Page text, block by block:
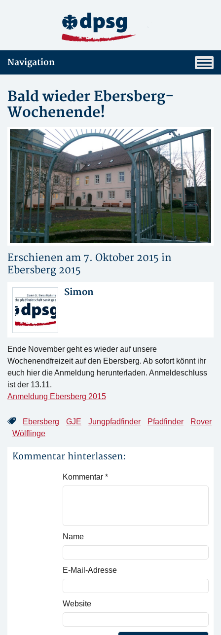
Navigation
Bald wieder Ebersberg-
Wochenende!
Erschienen am 7. Oktober 2015 in
Ebersberg 2015
Simon
Ende November geht es wieder auf unsere
Wochenendfreizeit auf den Ebersberg. Ab sofort könnt ihr
euch hier die Anmeldung herunterladen. Anmeldeschluss
ist der 13.11.
Anmeldung Ebersberg 2015
Ebersberg GJE Jungpfadfinder Pfadfinder
Rover
Wölflinge
Kommentar hinterlassen:
Kommentar *
Name
E-Mail-Adresse
Website